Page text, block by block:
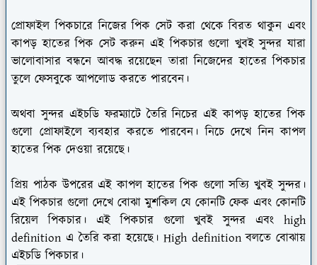
প্রোফাইল পিকচারে নিজের পিক সেট করা থেকে বিরত থাকুন এবং
কাপড় হাতের পিক সেট করুন এই পিকচার গুলো খুবই সুন্দর যারা
ভালোবাসার বন্ধনে আবদ্ধ রয়েছেন তারা নিজেদের হাতের পিকচার
তুলে ফেসবুকে আপলোড করতে পারবেন।
অথবা সুন্দর এইচডি ফরম্যাটে তৈরি নিচের এই কাপড় হাতের পিক
গুলো প্রোফাইলে ব্যবহার করতে পারবেন। নিচে দেখে নিন কাপল
হাতের পিক দেওয়া রয়েছে।
প্রিয় পাঠক উপরের এই কাপল হাতের পিক গুলো সত্যি খুবই সুন্দর।
এই পিকচার গুলো দেখে বোঝা মুশকিল যে কোনটি ফেক এবং কোনটি
রিয়েল পিকচার। এই পিকচার গুলো খুবই সুন্দর এবং high
definition এ তৈরি করা হয়েছে। High definition বলতে বোঝায়
এইচডি পিকচার।